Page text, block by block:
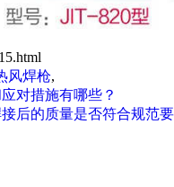
风焊枪,
对措施有哪些？
后的质量是否符合规范要